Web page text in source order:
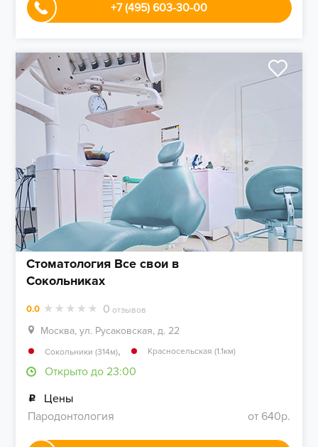
+7 (495) 603-30-00
Стоматология Все свои в
Сокольниках
0.0 0 отзывов
Москва, ул. Русаковская, д. 22
Сокольники (314м), Красносельская (1.1км)
Открыто до 23:00
Цены
Пародонтология
от 640р.